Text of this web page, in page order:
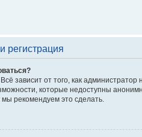
регистрация
зависит от того, как
которые недоступны
мы рекомендуем это сделать.